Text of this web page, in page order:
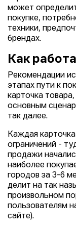
может
покупке,
техники,
брендах.
Как
Рекомендации
этапах пути к
карточка
основным
так далее.
Каждая
ограничений -
продажи
наиболее
городов за 3-6
делит на так
произвольном
пользователям
сайте).